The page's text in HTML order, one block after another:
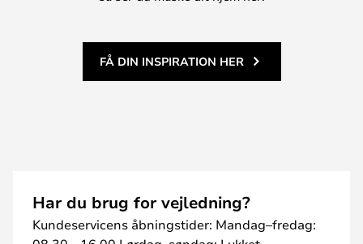
FÅ DIN INSPIRATION HER
Har du brug for vejledning?
Kundeservicens åbningstider: Mandag–fredag: